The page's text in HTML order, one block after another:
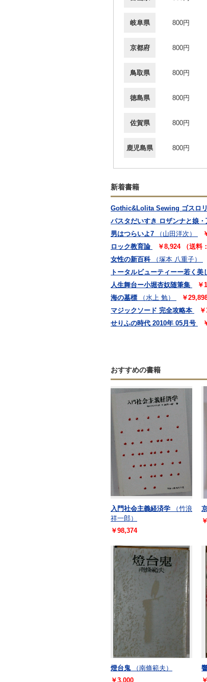
岐阜県 800円
京都府 800円
鳥取県 800円
徳島県 800円
佐賀県 800円
鹿児島県 800円
新着書籍
Gothic&Lolita Sewing ゴスロ
パスタだいすき ロザンナと娘
男はつらいよ7
（山田洋次）
ロック教育論
￥8,924 （送料
女性の新百科
（塚本 八重子）
トータルビューティーー若く
人生舞台ー小堀杏奴随筆集
￥
海の墓標
（水上 勉）
￥
マジックソード 完全攻略本
せりふの時代 2010年 05月号
おすすめの書籍
入門社会主義経済学
（竹浪
祥一郎）
￥98,374
燈台鬼
（南條範夫）
￥3,000